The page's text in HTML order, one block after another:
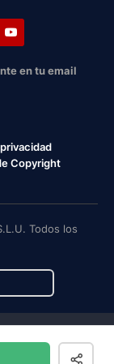
en tu email
Copyright
Todos los